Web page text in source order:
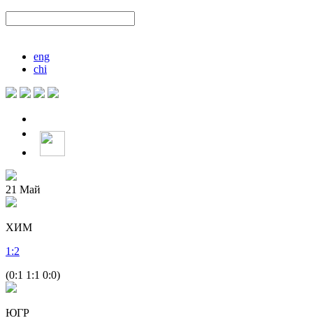
eng
chi
21 Май
ХИМ
1 :2
(0:1 1:1 0:0)
ЮГР